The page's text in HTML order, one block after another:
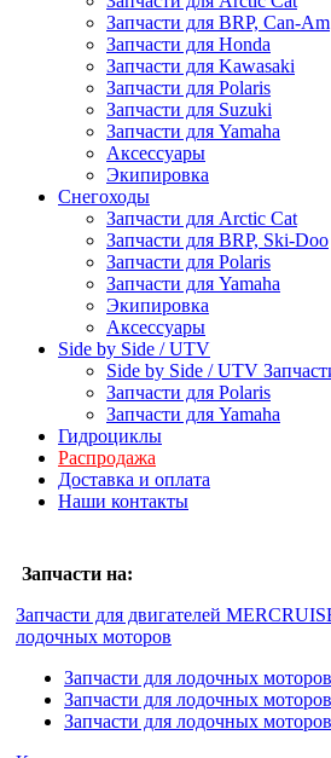
Запчасти для BRP, Can-Am
Запчасти для Honda
Запчасти для Kawasaki
Запчасти для Polaris
Запчасти для Suzuki
Запчасти для Yamaha
Аксессуары
Экипировка
Снегоходы
Запчасти для Arctic Cat
Запчасти для BRP, Ski-Doo
Запчасти для Polaris
Запчасти для Yamaha
Экипировка
Аксессуары
Side by Side / UTV
Side by Side / UTV
Запчасти для Polaris
Запчасти для Yamaha
Гидроциклы
Распродажа
Доставка и оплата
Наши контакты
Запчасти на:
Запчасти для двигателей
лодочных моторов
Запчасти для лодочных
Запчасти для лодочных
Запчасти для лодочных